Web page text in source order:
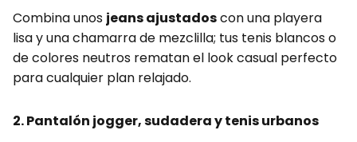
Combina unos jeans ajustadoscon una playera
lisa y una chamarra de mezclilla; tus tenis blancos o
de colores neutros rematan el look casual perfecto
para cualquier plan relajado.
2. Pantalón jogger, sudadera y tenis urbanos